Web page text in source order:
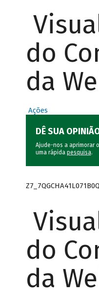
do
da
Ações
DÊ SUA
Ajude-nos a aprimorar
uma rápida pesquisa.
do
da